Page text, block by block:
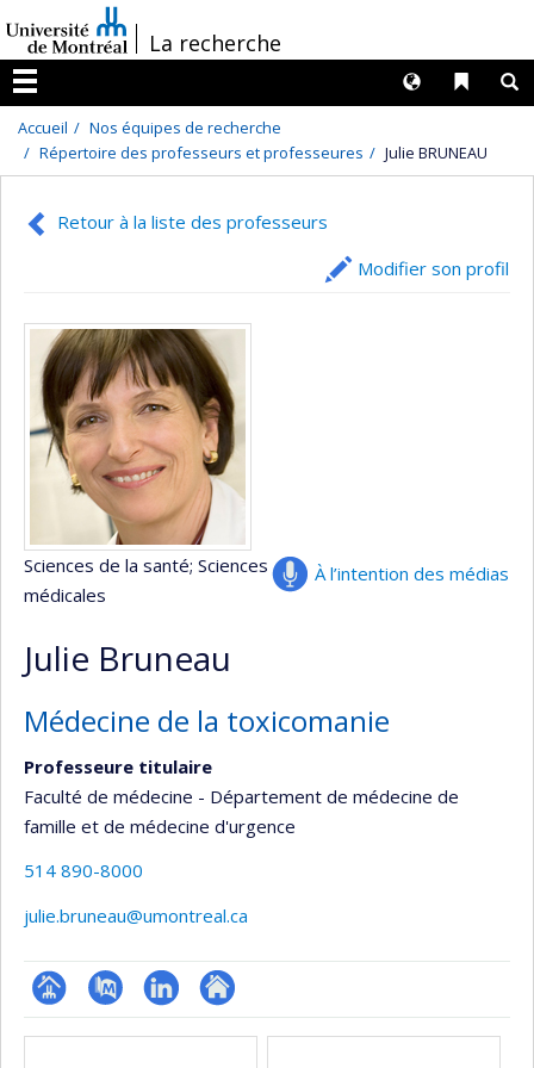
au
contenu
/La recherche
Menu
Liens
Langues
Accueil
Nos équipes de recherche
Répertoire des professeurs et professeures
Julie BRUNEAU
Retour à la liste des professeurs
Modifier son profil
À l’intention des médias
Sciences de la santé; Sciences
médicales
Julie Bruneau
Médecine de la toxicomanie
Professeure titulaire
Faculté de médecine - Département de médecine de
famille et de médecine d'urgence
514 890-8000
julie.bruneau@umontreal.ca
Page PubMedLinkedInAutre
Médias